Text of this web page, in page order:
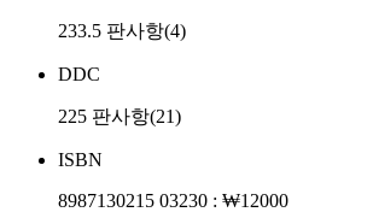
233.5 판사항(4)
DDC
225 판사항(21)
ISBN
8987130215 03230 : ₩12000